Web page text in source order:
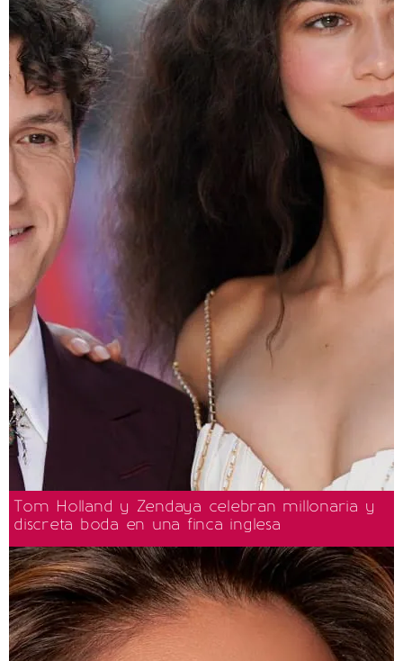
Tom Holland y Zendaya celebran millonaria y
discreta boda en una finca inglesa